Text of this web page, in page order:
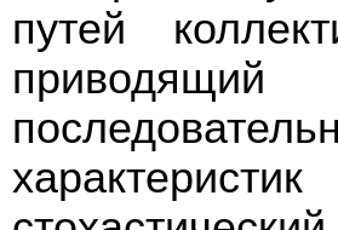
путей
приводящий